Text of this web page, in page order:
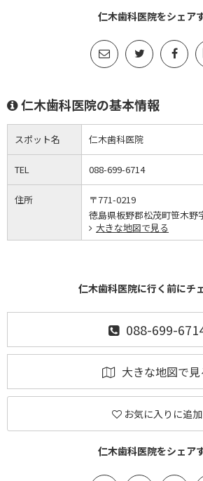
仁木歯科医院をシェア
仁木歯科医院の基本情報
スポット名 仁木歯科医院
TEL 088-699-6714
住所
〒771-0219
徳島県板野郡松茂町笹木野
大きな地図で見る
仁木歯科医院に行く前にチ
088-699-
大きな地図で見
お気に入りに追加
仁木歯科医院をシェア